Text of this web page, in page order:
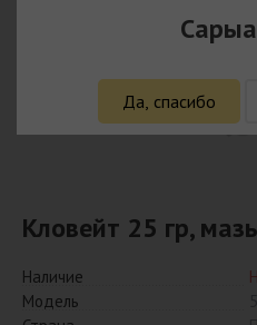
Кловейт 25 гр, мазь
Наличие
Модель
Да, спасибо